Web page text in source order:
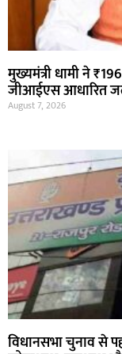
मुख्यमंत्री धामी ने
जीआईएस आधारित
August 7, 2026
विधानसभा चुनाव से